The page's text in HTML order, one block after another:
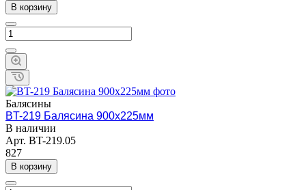
В корзину
Балясины
BT-219 Балясина 900х225мм
В наличии
Арт. BT-219.05
827
В корзину